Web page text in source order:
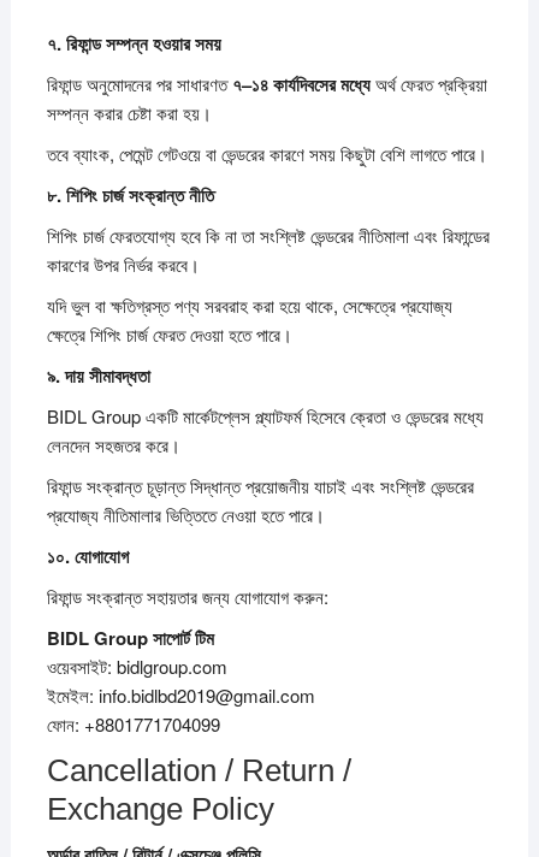
৭.রিফান্ডসম্পন্নহওয়ারসময়
রিফান্ড অনুমোদনের পর সাধারণত৭–১৪কার্যদিবসেরমধ্যেঅর্থ ফেরত প্রক্রিয়া
সম্পন্ন করার চেষ্টা করা হয়।
তবে ব্যাংক, পেমেন্ট গেটওয়ে বা ভেন্ডরের কারণে সময় কিছুটা বেশি লাগতে পারে।
৮.শিপিংচার্জসংক্রান্তনীতি
শিপিং চার্জ ফেরতযোগ্য হবে কি না তা সংশ্লিষ্ট ভেন্ডরের নীতিমালা এবং রিফান্ডের
কারণের উপর নির্ভর করবে।
যদি ভুল বা ক্ষতিগ্রস্ত পণ্য সরবরাহ করা হয়ে থাকে, সেক্ষেত্রে প্রযোজ্য
ক্ষেত্রে শিপিং চার্জ ফেরত দেওয়া হতে পারে।
৯.দায়সীমাবদ্ধতা
BIDL Group একটি মার্কেটপ্লেস প্ল্যাটফর্ম হিসেবে ক্রেতা ও ভেন্ডরের মধ্যে
লেনদেন সহজতর করে।
রিফান্ড সংক্রান্ত চূড়ান্ত সিদ্ধান্ত প্রয়োজনীয় যাচাই এবং সংশ্লিষ্ট ভেন্ডরের
প্রযোজ্য নীতিমালার ভিত্তিতে নেওয়া হতে পারে।
১০.যোগাযোগ
রিফান্ড সংক্রান্ত সহায়তার জন্য যোগাযোগ করুন:
BIDL Groupসাপোর্টটিম
ওয়েবসাইট: bidlgroup.com
ইমেইল: info.bidlbd2019@gmail.com
ফোন: +8801771704099
Cancellation / Return /
Exchange Policy